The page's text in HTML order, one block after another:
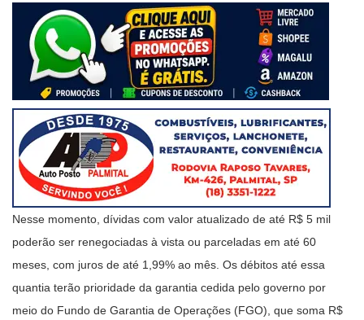
Nesse momento, dívidas com valor atualizado de até R$ 5 mil
poderão ser renegociadas à vista ou parceladas em até 60
meses, com juros de até 1,99% ao mês. Os débitos até essa
quantia terão prioridade da garantia cedida pelo governo por
meio do Fundo de Garantia de Operações (FGO), que soma R$